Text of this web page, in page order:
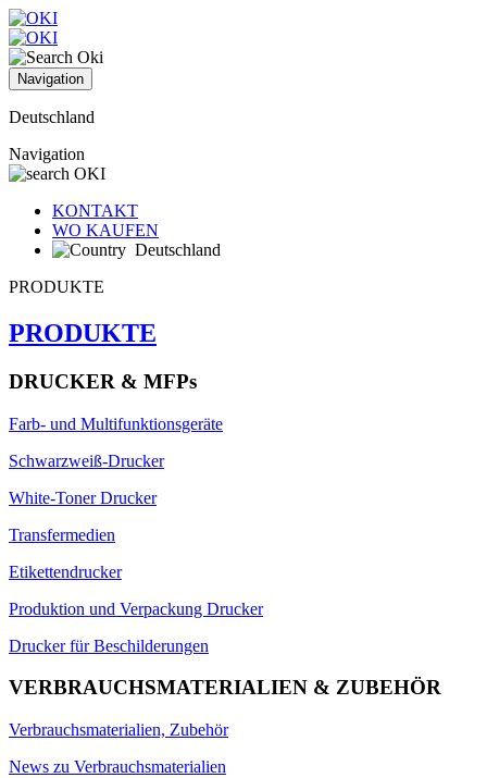
Navigation
Deutschland
Navigation
KONTAKT
WO KAUFEN
Deutschland
PRODUKTE
PRODUKTE
DRUCKER & MFPs
Farb- und Multifunktionsgeräte
Schwarzweiß-Drucker
White-Toner Drucker
Transfermedien
Etikettendrucker
Produktion und Verpackung Drucker
Drucker für Beschilderungen
VERBRAUCHSMATERIALIEN & ZUBEHÖR
Verbrauchsmaterialien, Zubehör
News zu Verbrauchsmaterialien